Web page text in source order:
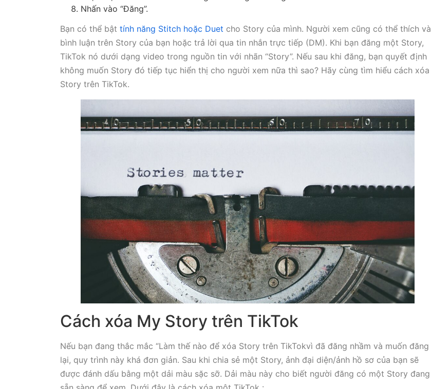
Nhấn vào “Đăng”.
Bạn có thể bật tính năng Stitch hoặc Duet cho Story của mình. Người xem cũng có thể thích và
bình luận trên Story của bạn hoặc trả lời qua tin nhắn trực tiếp (DM). Khi bạn đăng một Story,
TikTok nó dưới dạng video trong nguồn tin với nhãn “Story”. Nếu sau khi đăng, bạn quyết định
không muốn Story đó tiếp tục hiển thị cho người xem nữa thì sao? Hãy cùng tìm hiểu cách xóa
Story trên TikTok.
Cách xóa My Story trên TikTok
Nếu bạn đang thắc mắc “Làm thế nào để xóa Story trên TikTokvì đã đăng nhầm và muốn đăng
lại, quy trình này khá đơn giản. Sau khi chia sẻ một Story, ảnh đại diện/ảnh hồ sơ của bạn sẽ
được đánh dấu bằng một dải màu sặc sỡ. Dải màu này cho biết người đăng có một Story đang